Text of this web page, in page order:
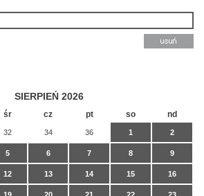
SIERPIEŃ 2026
śr cz pt so nd
32 34 36 1 2
5 6 7 8 9
12 13 14 15 16